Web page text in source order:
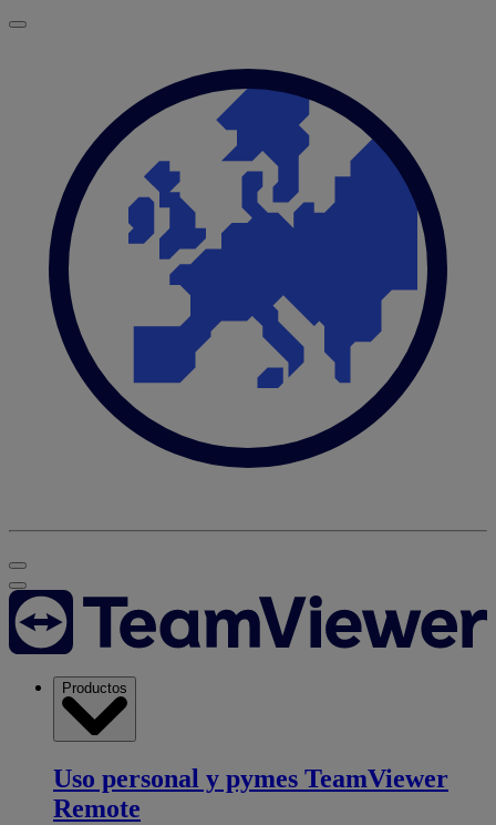
Productos
Uso personal y pymes TeamViewer
Remote